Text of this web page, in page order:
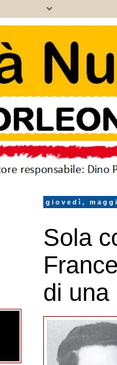
giovedì,
Sola
di una